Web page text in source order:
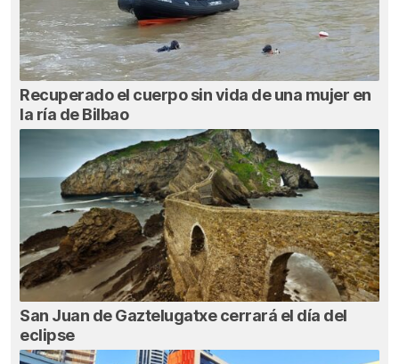
Recuperado el cuerpo sin vida de una mujer en
la ría de Bilbao
San Juan de Gaztelugatxe cerrará el día del
eclipse